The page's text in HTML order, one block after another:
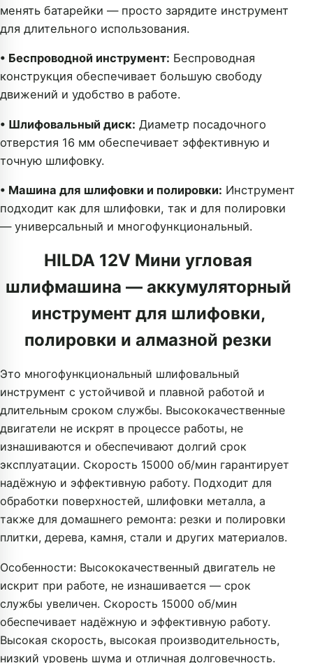
менять батарейки — просто зарядите инструмент
для длительного использования.
• Беспроводной инструмент: Беспроводная
конструкция обеспечивает большую свободу
движений и удобство в работе.
• Шлифовальный диск: Диаметр посадочного
отверстия 16 мм обеспечивает эффективную и
точную шлифовку.
• Машина для шлифовки и полировки: Инструмент
подходит как для шлифовки, так и для полировки
— универсальный и многофункциональный.
HILDA 12V Мини угловая
шлифмашина — аккумуляторный
инструмент для шлифовки,
полировки и алмазной резки
Это многофункциональный шлифовальный
инструмент с устойчивой и плавной работой и
длительным сроком службы. Высококачественные
двигатели не искрят в процессе работы, не
изнашиваются и обеспечивают долгий срок
эксплуатации. Скорость 15000 об/мин гарантирует
надёжную и эффективную работу. Подходит для
обработки поверхностей, шлифовки металла, а
также для домашнего ремонта: резки и полировки
плитки, дерева, камня, стали и других материалов.
Особенности: Высококачественный двигатель не
искрит при работе, не изнашивается — срок
службы увеличен. Скорость 15000 об/мин
обеспечивает надёжную и эффективную работу.
Высокая скорость, высокая производительность,
низкий уровень шума и отличная долговечность.